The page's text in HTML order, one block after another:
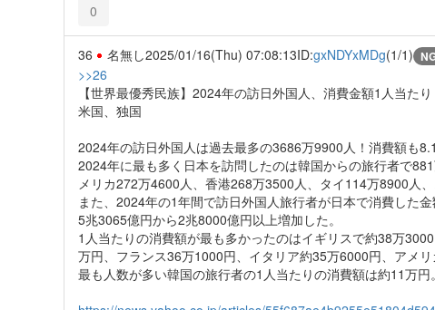
0
36 名無し2025/01/16(Thu) 07:08:13ID:gxNDYxMDg(1/1)
>>26
【世界最優秀民族】2024年の訪日外国人、消費金額1人当た
米国、独国
2024年の訪日外国人は過去最多の3686万9900人！消費額も
2024年に最も多く日本を訪問したのは韓国からの旅行者で
メリカ272万4600人、香港268万3500人、タイ114万8900人
また、2024年の1年間で訪日外国人旅行者が日本で消費した
5兆3065億円から2兆8000億円以上増加した。
1人当たりの消費額が最も多かったのはイギリスで約38万
万円、フランス36万1000円、イタリア約35万6000円、アメリ
最も人数が多い韓国の旅行者の1人当たりの消費額は約11万円。